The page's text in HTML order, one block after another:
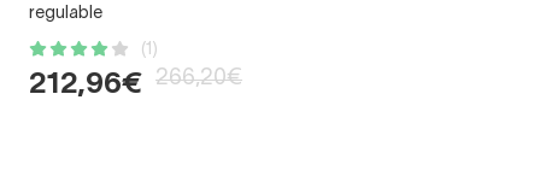
regulable
(1)
212,96€ 266,20€